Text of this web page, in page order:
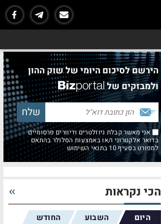
הירשם לסיכום היומי של שוק ההון
ולמבזקים של
אני מאשר קבלת ניוזלטרים ודיוורים פרסומיים
בדואר אלקטרוני ו/או באמצעות הסלולר בהתאם
למפורט בסעיף 10 בתנאי השימוש
הכי נקראות
היום השבוע החודש